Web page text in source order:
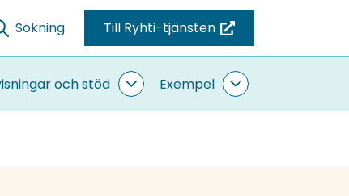
Sökning Till Ryhti-tjänsten
(du
blir
omdirigerad
och stöd
Anvisningar
och
Exempel
Exempel
undersidor